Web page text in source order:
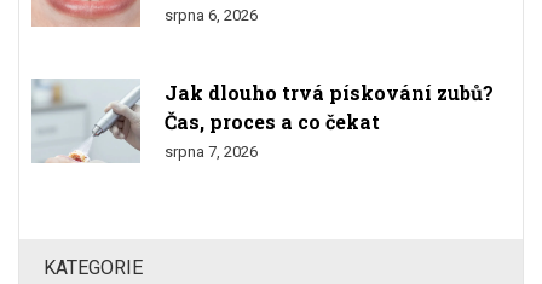
materiály a výsledkem
srpna 6, 2026
Jak dlouho trvá pískování zubů?
Čas, proces a co čekat
srpna 7, 2026
KATEGORIE